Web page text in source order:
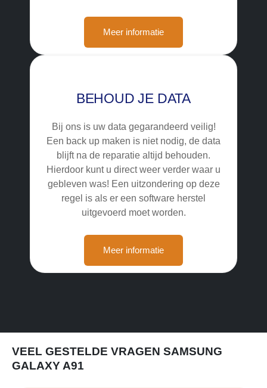
Meer informatie
BEHOUD JE DATA
Bij ons is uw data gegarandeerd veilig!
Een back up maken is niet nodig, de data
blijft na de reparatie altijd behouden.
Hierdoor kunt u direct weer verder waar u
gebleven was! Een uitzondering op deze
regel is als er een software herstel
uitgevoerd moet worden.
Meer informatie
VEEL GESTELDE VRAGEN SAMSUNG
GALAXY A91